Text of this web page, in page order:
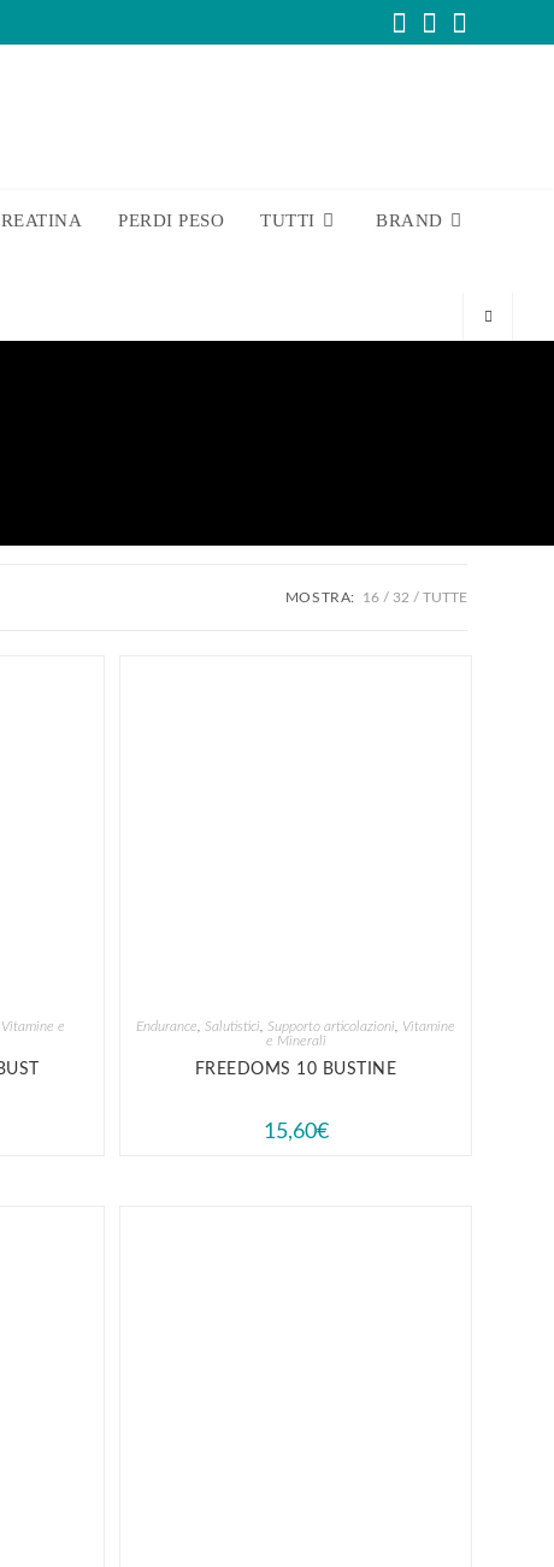
PERDI PESO TUTTI BRAND
MOSTRA: 16 32 TUTTE
Vitamine e
Endurance Salutistici Supporto articolazioni
Vitamine
e Minerali
FREEDOMS 10 BUSTINE
15,60€